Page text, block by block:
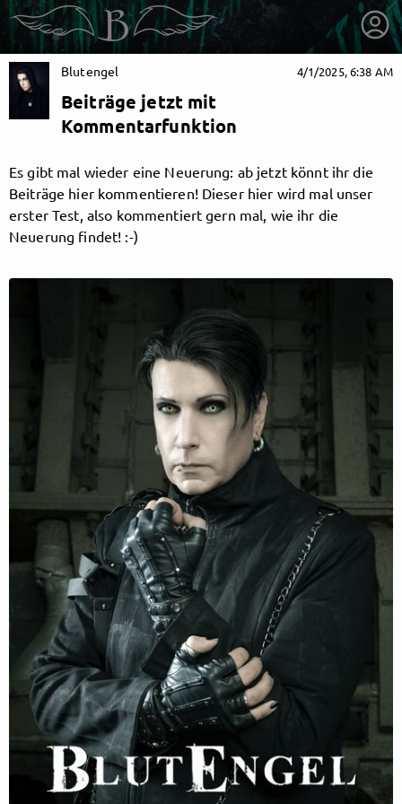
getnext to Blutengel
Follow Blutengel here!
About Posts Shop
Blutengel 4/1/2025, 6:38 AM
Beiträge jetzt mit
Kommentarfunktion
Es gibt mal wieder eine Neuerung: ab jetzt könnt ihr die
Beiträge hier kommentieren! Dieser hier wird mal unser
erster Test, also kommentiert gern mal, wie ihr die
Neuerung findet! :-)
FollowBlutengel
immediately
get access to all exclusive posts.
Sign up now